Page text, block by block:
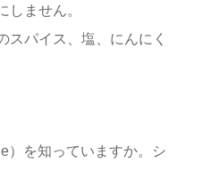
しません。
スパイス、塩、にんにく
）を知っていますか。シ